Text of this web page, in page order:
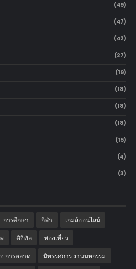
(49)
(47)
(42)
(27)
(19)
(18)
(18)
(18)
(15)
(4)
(3)
การศึกษา กีฬา เกมส์ออนไลน์
ดิจิทัล ท่องเที่ยว
การตลาด นิทรรศการ งานมหกรรม